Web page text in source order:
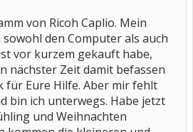
von Ricoh Caplio. Mein
sowohl den Computer als auch
vor kurzem gekauft habe,
nächster Zeit damit befassen
für Eure Hilfe. Aber mir fehlt
bin ich unterwegs. Habe jetzt
und Weihnachten